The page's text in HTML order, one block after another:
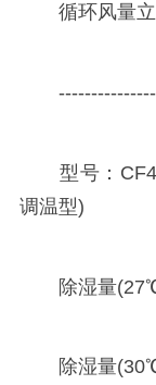
循环风量立
型号：
调温型)
除湿量
除湿量